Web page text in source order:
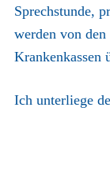
Sprechstunde,
werden von
Krankenkassen
Ich unterliege